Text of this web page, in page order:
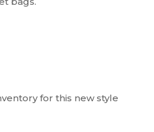
for this new style